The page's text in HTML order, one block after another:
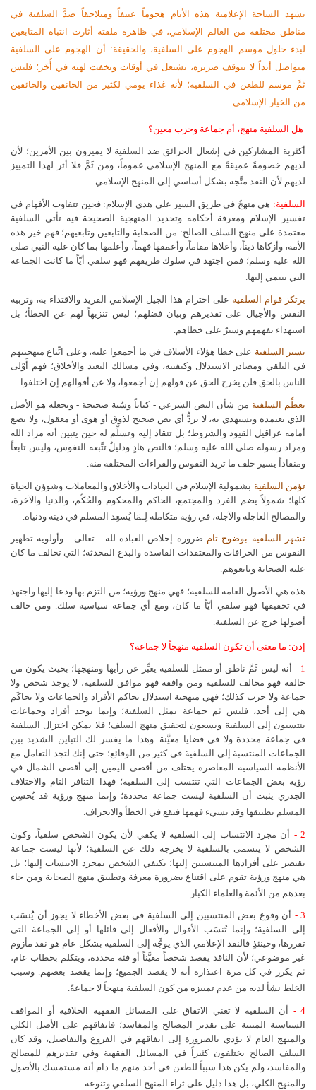
تشهد الساحة الإعلامية هذه الأيام هجوماً عنيفاً ومتلاحقاً ضدَّ السلفية في
مناطق مختلفة من العالم الإسلامي، في ظاهرة ملفتة أثارت انتباه المتابعين
لبدء حلول موسم الهجوم على السلفية، والحقيقة: أن الهجوم على السلفية
متواصل أبداً لا يتوقف صريره، يشتعل في أوقات ويخفت لهبه في أُخَر؛ فليس
ثَمَّ موسم للطعن في السلفية؛ لأنه غذاء يومي لكثير من الحانقين والخائفين
من الخيار الإسلامي.
هل السلفية منهج، أم جماعة وحزب معين؟
أكثرية المشاركين في إشعال الحرائق ضد السلفية لا يميزون بين الأمرين؛ لأن
لديهم خصومةً عميقةً مع المنهج الإسلامي عموماً، ومن ثَمَّ فلا أثر لهذا التمييز
لديهم لأن النقد متَّجه بشكل أساسي إلى المنهج الإسلامي.
السلفية: هي منهجٌ في طريق السير على هدي الإسلام: فحين تتفاوت الأفهام في
تفسير الإسلام ومعرفة أحكامه وتحديد المنهجية الصحيحة فيه تأتي السلفية
معتمدة على منهج السلف الصالح: من الصحابة والتابعين وتابعيهم؛ فهم خير هذه
الأمة، وأزكاها ديناً، وأعلاها مقاماً، وأعمقها فهماً، وأعلمها بما كان عليه النبي صلى
الله عليه وسلم؛ فمن اجتهد في سلوك طريقهم فهو سلفي أيّاً ما كانت الجماعة
التي ينتمي إليها.
يرتكز قوام السلفية على احترام هذا الجيل الإسلامي الفريد والاقتداء به، وتربية
النفس والأجيال على تقديرهم وبيان فضلهم؛ ليس تنزيهاً لهم عن الخطأ؛ بل
استهداء بفهمهم وسيرٌ على خطاهم.
تسير السلفية على خطا هؤلاء الأسلاف في ما أجمعوا عليه، وعلى اتِّباع منهجيتهم
في التلقي ومصادر الاستدلال وكيفيته، وفي مسالك التعبد والأخلاق؛ فهم أَوْلى
الناس بالحق فلن يخرج الحق عن قولهم إن أجمعوا، ولا عن أقوالهم إن اختلفوا.
تعظِّم السلفية من شأن النص الشرعي - كتاباً وسُنة صحيحة - وتجعله هو الأصل
الذي تعتمده وتستهدي به، لا تردُّ أي نص صحيح لذوق أو هوى أو معقول، ولا تضع
أمامه عراقيل القيود والشروط؛ بل تنقاد إليه وتسلِّم له حين يتبين أنه مراد الله
ومراد رسوله صلى الله عليه وسلم؛ فالنص هادٍ ودليلٌ تتَّبعه النفوس، وليس تابعاً
ومنقاداً يسير خلف ما تريد النفوس والقراءات المختلفة منه.
تؤمن السلفية بشمولية الإسلام في العبادات والأخلاق والمعاملات وشوؤن الحياة
كلها؛ شمولاً يضم الفرد والمجتمع، الحاكم والمحكوم والحُكْم، والدنيا والآخرة،
والمصالح العاجلة والآجلة، في رؤية متكاملة لِـمَا يُسعِد المسلم في دينه ودنياه.
تشهر السلفية بوضوح تام ضرورة إخلاص العبادة لله - تعالى - وأولوية تطهير
النفوس من الخرافات والمعتقدات الفاسدة والبدع المحدثة؛ التي تخالف ما كان
عليه الصحابة وتابعوهم.
هذه هي الأصول العامة للسلفية؛ فهي منهج ورؤية؛ من التزم بها ودعا إليها واجتهد
في تحقيقها فهو سلفي أيّاً ما كان، ومع أي جماعة سياسية سلك. ومن خالف
أصولها خرج عن السلفية.
إذن: ما معنى أن تكون السلفية منهجاً لا جماعة؟
1 -
أنه ليس ثَمَّ ناطق أو ممثل للسلفية يعبِّر عن رأيها ومنهجها؛ بحيث يكون من
خالفه فهو مخالف للسلفية ومن وافقه فهو موافق للسلفية، لا يوجد شخص ولا
جماعة ولا حزب كذلك؛ فهي منهجية استدلال تحاكم الأفراد والجماعات ولا تحاكَم
هي إلى أحد، فليس ثم جماعة تمثل السلفية؛ وإنما يوجد أفراد وجماعات
ينتسبون إلى السلفية ويسعون لتحقيق منهج السلف؛ فلا يمكن اختزال السلفية
في جماعة محددة ولا في قضايا معيَّنة. وهذا ما يفسر لك التباين الشديد بين
الجماعات المنتسبة إلى السلفية في كثير من الوقائع؛ حتى إنك لتجد التعامل مع
الأنظمة السياسية المعاصرة يختلف من أقصى اليمين إلى أقصى الشمال في
رؤية بعض الجماعات التي تنتسب إلى السلفية؛ فهذا التنافر التام والاختلاف
الجذري يثبت أن السلفية ليست جماعة محددة؛ وإنما منهج ورؤية قد يُحسِن
المسلم تطبيقها وقد يسيء فهمها فيقع في الخطأ والانحراف.
2 -
أن مجرد الانتساب إلى السلفية لا يكفي لأن يكون الشخص سلفياً، وكون
الشخص لا يتسمى بالسلفية لا يخرجه ذلك عن السلفية؛ لأنها ليست جماعة
تقتصر على أفرادها المنتسبين إليها؛ يكتفي الشخص بمجرد الانتساب إليها؛ بل
هي منهج ورؤية تقوم على اقتناع بضرورة معرفة وتطبيق منهج الصحابة ومن جاء
بعدهم من الأئمة والعلماء الكبار.
3 -
أن وقوع بعض المنتسبين إلى السلفية في بعض الأخطاء لا يجوز أن يُُنسَب
إلى السلفية؛ وإنما تُنسَب الأقوال والأفعال إلى قائلها أو إلى الجماعة التي
تقررها، وحينئذٍ فالنقد الإعلامي الذي يوجَّه إلى السلفية بشكل عام هو نقد مأزوم
غير موضوعي؛ لأن الناقد يقصد شخصاً معيَّناً أو فئة محددة، ويتكلم بخطاب عام،
ثم يكرر في كل مرة اعتذاره أنه لا يقصد الجميع؛ وإنما يقصد بعضهم. وسبب
الخلط نشأ لديه من عدم تمييزه من كون السلفية منهجاً لا جماعةً.
4 -
أن السلفية لا تعني الاتفاق على المسائل الفقهية الخلافية أو المواقف
السياسية المبنية على تقدير المصالح والمفاسد؛ فاتفاقهم على الأصل الكلي
والمنهج العام لا يؤدي بالضرورة إلى اتفاقهم في الفروع والتفاصيل، وقد كان
السلف الصالح يختلفون كثيراً في المسائل الفقهية وفي تقديرهم للمصالح
والمفاسد، ولم يكن هذا سبباً للطعن في أحد منهم ما دام أنه مستمسك بالأصول
والمنهج الكلي، بل هذا دليل على ثراء المنهج السلفي وتنوعه.